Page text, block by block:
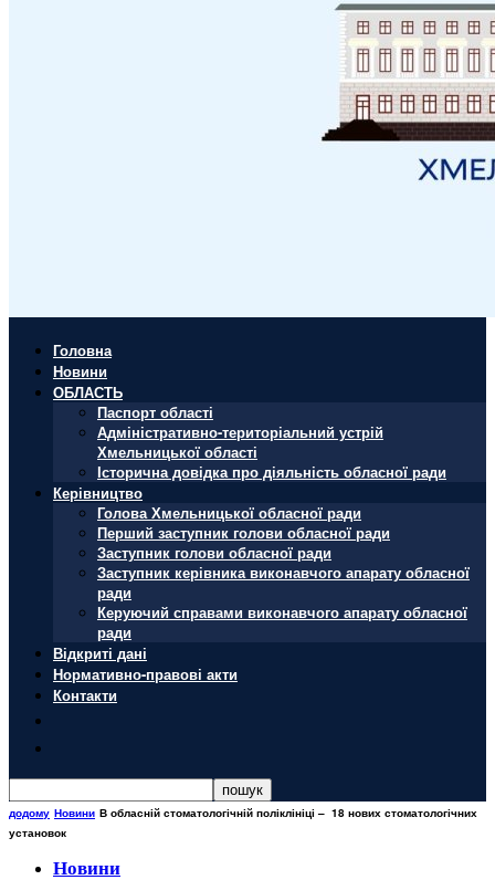
Головна
Новини
ОБЛАСТЬ
Паспорт області
Адміністративно-територіальний устрій
Хмельницької області
Історична довідка про діяльність обласної ради
Керівництво
Голова Хмельницької обласної ради
Перший заступник голови обласної ради
Заступник голови обласної ради
Заступник керівника виконавчого апарату обласної
ради
Керуючий справами виконавчого апарату обласної
ради
Відкриті дані
Нормативно-правові акти
Контакти
додому Новини В обласній стоматологічній поліклініці – 18 нових стоматологічних
установок
Новини